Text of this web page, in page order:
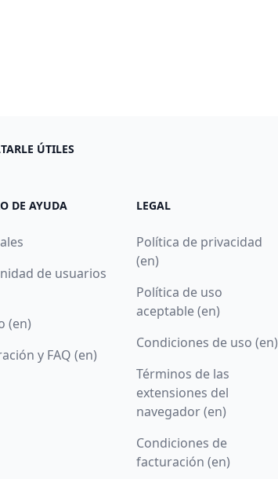
ÚTILES
DE AYUDA
de usuarios
(en)
y FAQ (en)
LEGAL
Política de privacidad
(en)
Política de uso
aceptable (en)
Condiciones de uso (en)
Términos de las
extensiones del
navegador (en)
Condiciones de
facturación (en)